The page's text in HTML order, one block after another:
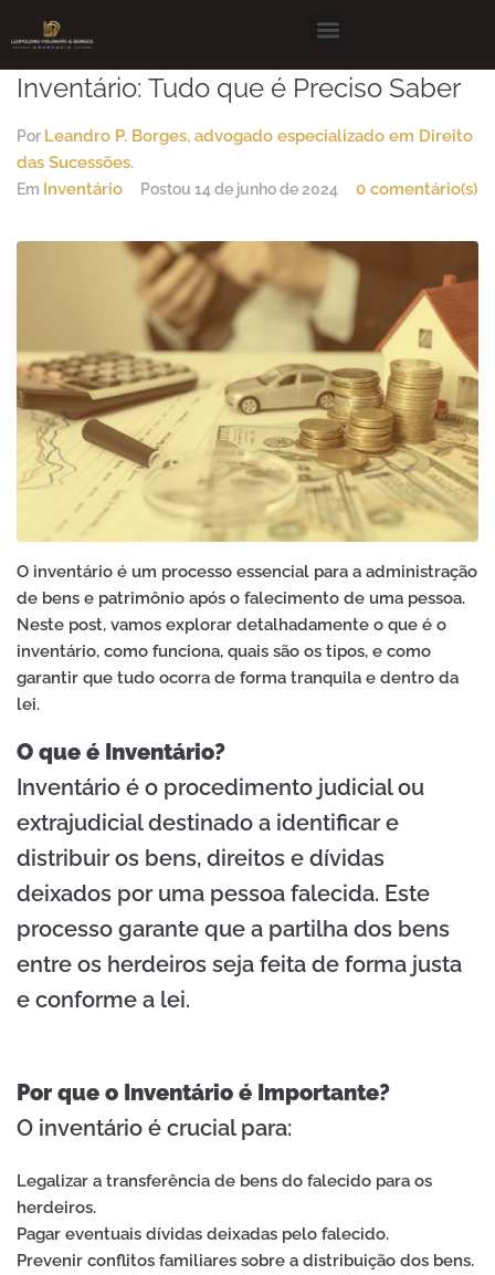
Inventário: Tudo que é Preciso Saber
Por Leandro P. Borges, advogado especializado em Direito
das Sucessões.
Em Inventário Postou 14 de junho de 2024 0 comentário(s)
O inventário é um processo essencial para a administração
de bens e patrimônio após o falecimento de uma pessoa.
Neste post, vamos explorar detalhadamente o que é o
inventário, como funciona, quais são os tipos, e como
garantir que tudo ocorra de forma tranquila e dentro da
lei.
O que é Inventário?
Inventário é o procedimento judicial ou
extrajudicial destinado a identificar e
distribuir os bens, direitos e dívidas
deixados por uma pessoa falecida. Este
processo garante que a partilha dos bens
entre os herdeiros seja feita de forma justa
e conforme a lei.
Por que o Inventário é Importante?
O inventário é crucial para:
Legalizar a transferência de bens do falecido para os
herdeiros.
Pagar eventuais dívidas deixadas pelo falecido.
Prevenir conflitos familiares sobre a distribuição dos bens.